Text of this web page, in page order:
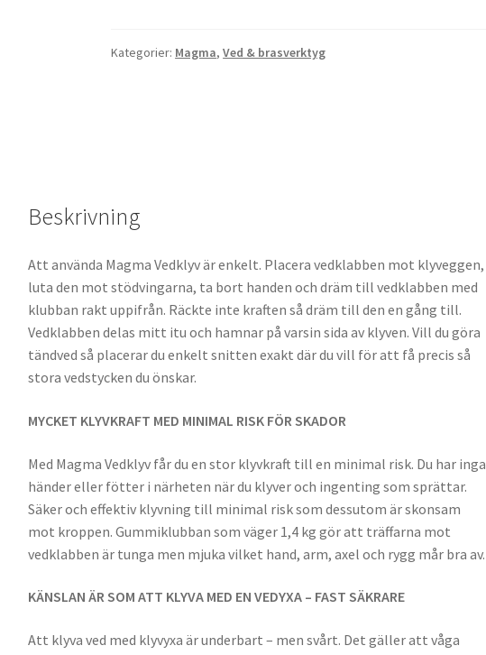
Kategorier: Magma,Ved & brasverktyg
Beskrivning
Att använda Magma Vedklyv är enkelt. Placera vedklabben mot klyveggen,
luta den mot stödvingarna, ta bort handen och dräm till vedklabben med
klubban rakt uppifrån. Räckte inte kraften så dräm till den en gång till.
Vedklabben delas mitt itu och hamnar på varsin sida av klyven. Vill du göra
tändved så placerar du enkelt snitten exakt där du vill för att få precis så
stora vedstycken du önskar.
MYCKET KLYVKRAFT MED MINIMAL RISK FÖR SKADOR
Med Magma Vedklyv får du en stor klyvkraft till en minimal risk. Du har inga
händer eller fötter i närheten när du klyver och ingenting som sprättar.
Säker och effektiv klyvning till minimal risk som dessutom är skonsam
mot kroppen. Gummiklubban som väger 1,4 kg gör att träffarna mot
vedklabben är tunga men mjuka vilket hand, arm, axel och rygg mår bra av.
KÄNSLAN ÄR SOM ATT KLYVA MED EN VEDYXA – FAST SÄKRARE
Att klyva ved med klyvyxa är underbart – men svårt. Det gäller att våga